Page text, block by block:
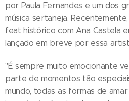
por Paula Fernandes e um dos
música sertaneja.
feat histórico com Ana Castela
lançado em breve por essa
"É sempre muito emocionante
parte de momentos tão
mundo, todas as formas de amar